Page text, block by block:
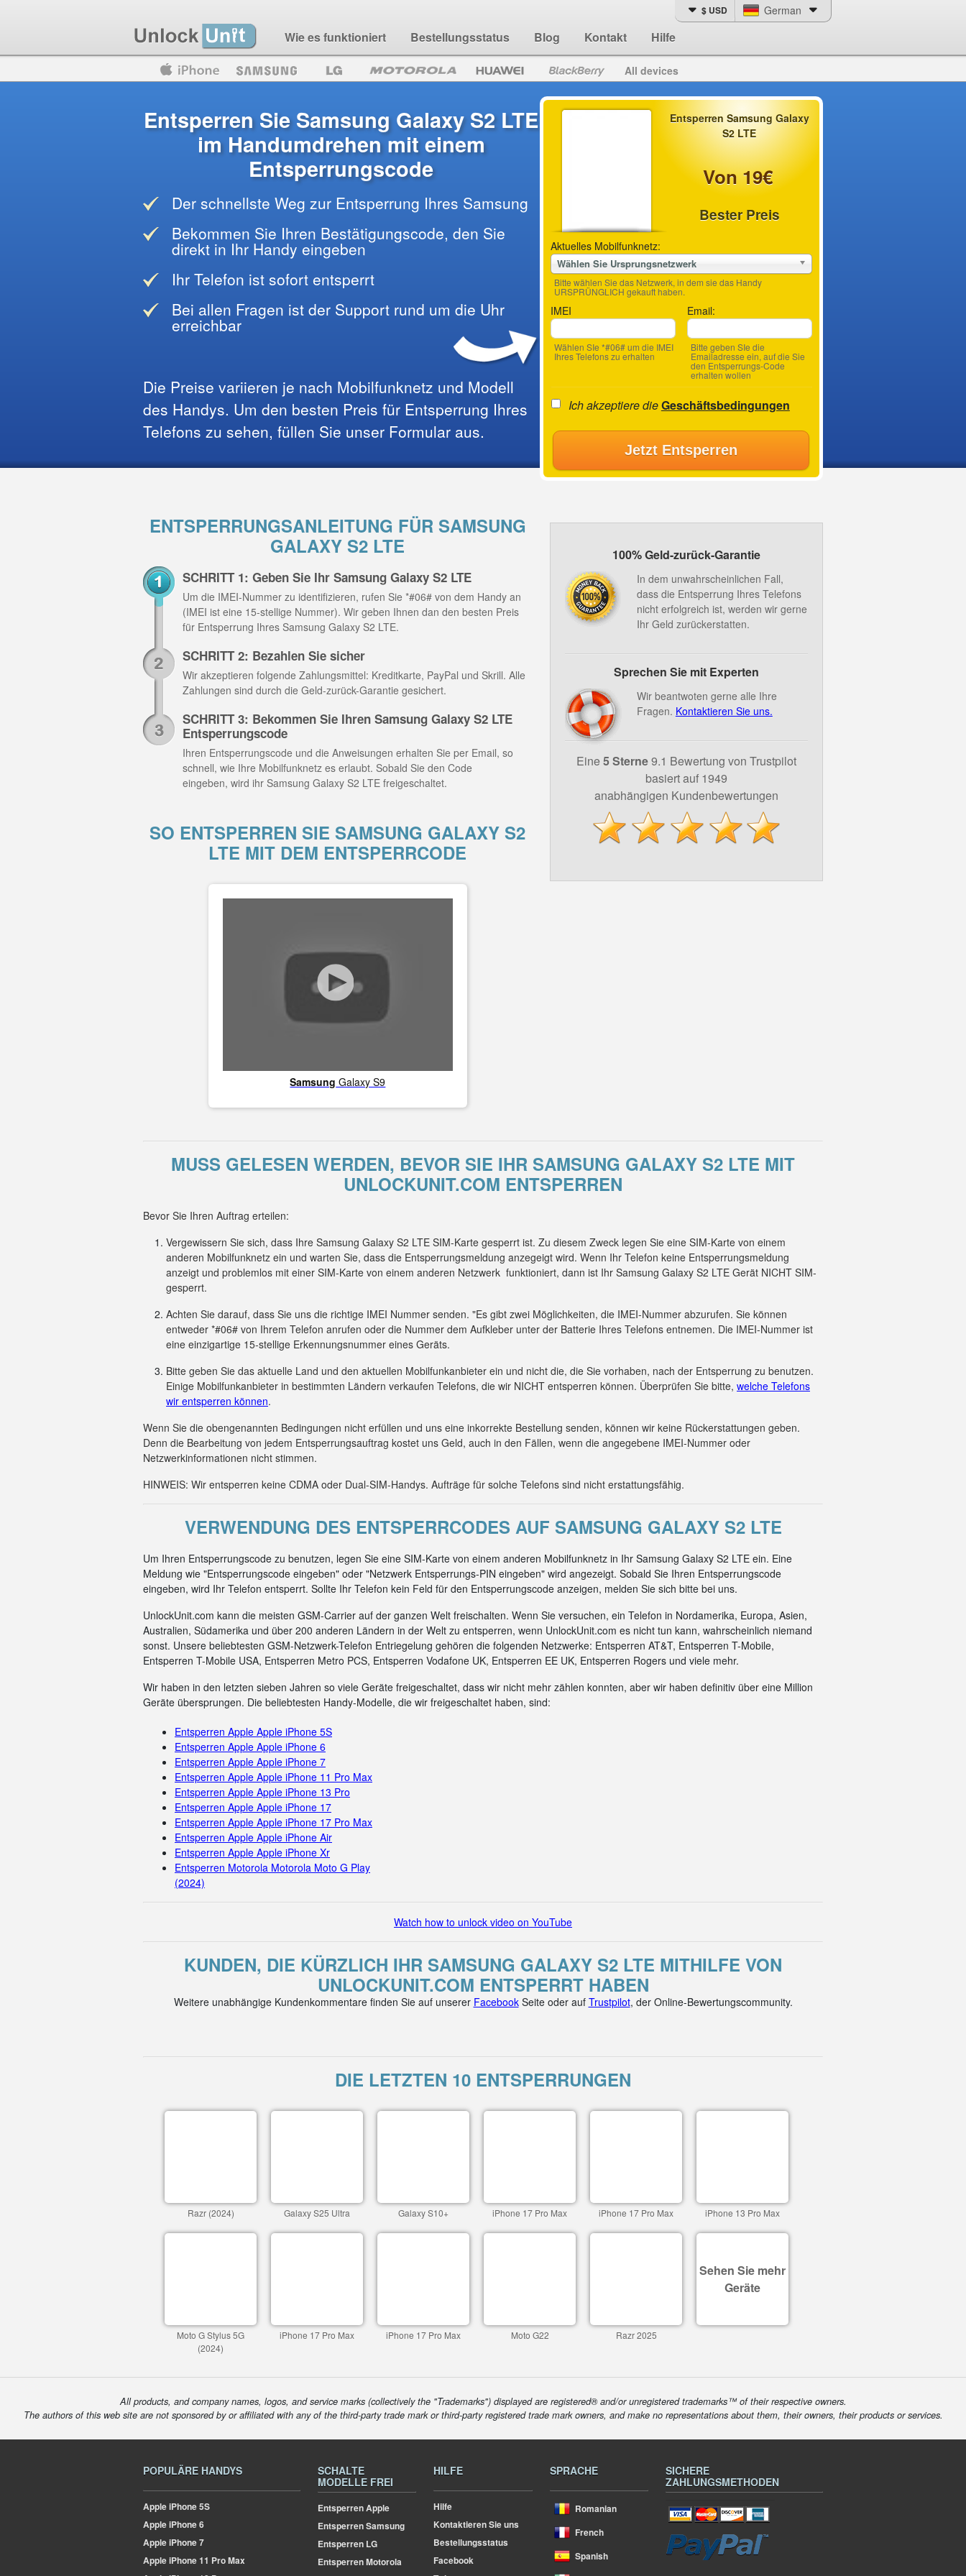
Wie es funktioniert Bestellungsstatus Blog Kontakt Hilfe
$ USD German
Blackberry All devices
Entsperren Samsung Galaxy
S2 LTE
Von 19€
Bester Preis
Aktuelles Mobilfunknetz:
Wählen Sie Ursprungsnetzwerk
Bitte wählen Sie das Netzwerk, in dem sie das Handy
URSPRÜNGLICH gekauft haben.
IMEI
Wählen SIe *#06# um die IMEI
Ihres Telefons zu erhalten
Email:
Bitte geben SIe die
Emailadresse ein, auf die Sie
den Entsperrungs-Code
erhalten wollen
Ich akzeptiere dieGeschäftsbedingungen
Jetzt Entsperren
Entsperren Sie Samsung Galaxy S2 LTE
im Handumdrehen mit einem
Entsperrungscode
Der schnellste Weg zur Entsperrung Ihres Samsung
Bekommen Sie Ihren Bestätigungscode, den Sie
direkt in Ihr Handy eingeben
Ihr Telefon ist sofort entsperrt
Bei allen Fragen ist der Support rund um die Uhr
erreichbar
Die Preise variieren je nach Mobilfunknetz und Modell
des Handys. Um den besten Preis für Entsperrung Ihres
Telefons zu sehen, füllen Sie unser Formular aus.
ENTSPERRUNGSANLEITUNG FÜR SAMSUNG
GALAXY S2 LTE
SCHRITT 1: Geben Sie Ihr Samsung Galaxy S2 LTE
Um die IMEI-Nummer zu identifizieren, rufen Sie *#06# von dem Handy an
(IMEI ist eine 15-stellige Nummer). Wir geben Ihnen dan den besten Preis
für Entsperrung Ihres Samsung Galaxy S2 LTE.
SCHRITT 2: Bezahlen Sie sicher
Wir akzeptieren folgende Zahlungsmittel: Kreditkarte, PayPal und Skrill. Alle
Zahlungen sind durch die Geld-zurück-Garantie gesichert.
SCHRITT 3: Bekommen Sie Ihren Samsung Galaxy S2 LTE
Entsperrungscode
Ihren Entsperrungscode und die Anweisungen erhalten Sie per Email, so
schnell, wie Ihre Mobilfunknetz es erlaubt. Sobald Sie den Code
eingeben, wird ihr Samsung Galaxy S2 LTE freigeschaltet.
SO ENTSPERREN SIE SAMSUNG GALAXY S2
LTE MIT DEM ENTSPERRCODE
Samsung Galaxy S9
100% Geld-zurück-Garantie
In dem unwahrscheinlichen Fall,
dass die Entsperrung Ihres Telefons
nicht erfolgreich ist, werden wir gerne
Ihr Geld zurückerstatten.
Sprechen Sie mit Experten
Wir beantwoten gerne alle Ihre
Fragen. Kontaktieren Sie uns.
Eine 5 Sterne9.1 Bewertung von Trustpilot
basiert auf 1949
anabhängigen Kundenbewertungen
MUSS GELESEN WERDEN, BEVOR SIE IHR SAMSUNG GALAXY S2 LTE MIT
UNLOCKUNIT.COM ENTSPERREN
Bevor Sie Ihren Auftrag erteilen:
Vergewissern Sie sich, dass Ihre Samsung Galaxy S2 LTE SIM-Karte gesperrt ist. Zu diesem Zweck legen Sie eine SIM-Karte von einem
anderen Mobilfunknetz ein und warten Sie, dass die Entsperrungsmeldung anzegeigt wird. Wenn Ihr Telefon keine Entsperrungsmeldung
anzeigt und problemlos mit einer SIM-Karte von einem anderen Netzwerk funktioniert, dann ist Ihr Samsung Galaxy S2 LTE Gerät NICHT SIM-
gesperrt.
Achten Sie darauf, dass Sie uns die richtige IMEI Nummer senden. "Es gibt zwei Möglichkeiten, die IMEI-Nummer abzurufen. Sie können
entweder *#06# von Ihrem Telefon anrufen oder die Nummer dem Aufkleber unter der Batterie Ihres Telefons entnemen. Die IMEI-Nummer ist
eine einzigartige 15-stellige Erkennungsnummer eines Geräts.
Bitte geben Sie das aktuelle Land und den aktuellen Mobilfunkanbieter ein und nicht die, die Sie vorhaben, nach der Entsperrung zu benutzen.
Einige Mobilfunkanbieter in bestimmten Ländern verkaufen Telefons, die wir NICHT entsperren können. Überprüfen Sie bitte, welche Telefons
wir entsperren können.
Wenn Sie die obengenannten Bedingungen nicht erfüllen und uns eine inkorrekte Bestellung senden, können wir keine Rückerstattungen geben.
Denn die Bearbeitung von jedem Entsperrungsauftrag kostet uns Geld, auch in den Fällen, wenn die angegebene IMEI-Nummer oder
Netzwerkinformationen nicht stimmen.
HINWEIS: Wir entsperren keine CDMA oder Dual-SIM-Handys. Aufträge für solche Telefons sind nicht erstattungsfähig.
VERWENDUNG DES ENTSPERRCODES AUF SAMSUNG GALAXY S2 LTE
Um Ihren Entsperrungscode zu benutzen, legen Sie eine SIM-Karte von einem anderen Mobilfunknetz in Ihr Samsung Galaxy S2 LTE ein. Eine
Meldung wie "Entsperrungscode eingeben" oder "Netzwerk Entsperrungs-PIN eingeben" wird angezeigt. Sobald Sie Ihren Entsperrungscode
eingeben, wird Ihr Telefon entsperrt. Sollte Ihr Telefon kein Feld für den Entsperrungscode anzeigen, melden Sie sich bitte bei uns.
UnlockUnit.com kann die meisten GSM-Carrier auf der ganzen Welt freischalten. Wenn Sie versuchen, ein Telefon in Nordamerika, Europa, Asien,
Australien, Südamerika und über 200 anderen Ländern in der Welt zu entsperren, wenn UnlockUnit.com es nicht tun kann, wahrscheinlich niemand
sonst. Unsere beliebtesten GSM-Netzwerk-Telefon Entriegelung gehören die folgenden Netzwerke: Entsperren AT&T, Entsperren T-Mobile,
Entsperren T-Mobile USA, Entsperren Metro PCS, Entsperren Vodafone UK, Entsperren EE UK, Entsperren Rogers und viele mehr.
Wir haben in den letzten sieben Jahren so viele Geräte freigeschaltet, dass wir nicht mehr zählen konnten, aber wir haben definitiv über eine Million
Geräte übersprungen. Die beliebtesten Handy-Modelle, die wir freigeschaltet haben, sind:
Entsperren Apple Apple iPhone 5S
Entsperren Apple Apple iPhone 6
Entsperren Apple Apple iPhone 7
Entsperren Apple Apple iPhone 11 Pro Max
Entsperren Apple Apple iPhone 13 Pro
Entsperren Apple Apple iPhone 17
Entsperren Apple Apple iPhone 17 Pro Max
Entsperren Apple Apple iPhone Air
Entsperren Apple Apple iPhone Xr
Entsperren Motorola Motorola Moto G Play
(2024)
Watch how to unlock video on YouTube
KUNDEN, DIE KÜRZLICH IHR SAMSUNG GALAXY S2 LTE MITHILFE VON
UNLOCKUNIT.COM ENTSPERRT HABEN
Weitere unabhängige Kundenkommentare finden Sie auf unserer FacebookSeite oder auf Trustpilot, der Online-Bewertungscommunity.
DIE LETZTEN 10 ENTSPERRUNGEN
Razr (2024) Galaxy S25 Ultra Galaxy S10+ iPhone 17 Pro Max iPhone 17 Pro Max iPhone 13 Pro Max
Moto G Stylus 5G
(2024)
iPhone 17 Pro Max iPhone 17 Pro Max Moto G22 Razr 2025
Sehen Sie mehr
Geräte
All products, and company names, logos, and service marks (collectively the "Trademarks") displayed are registered® and/or unregistered trademarks™ of their respective owners.
The authors of this web site are not sponsored by or affiliated with any of the third-party trade mark or third-party registered trade mark owners, and make no representations about them, their owners, their products or services.
POPULÄRE HANDYS
AppleiPhone 5S
AppleiPhone 6
AppleiPhone 7
AppleiPhone 11 Pro Max
SCHALTE
MODELLE FREI
Entsperren Apple
Entsperren Samsung
Entsperren LG
Entsperren Motorola
HILFE
Hilfe
Kontaktieren Sie uns
Bestellungsstatus
Facebook
SPRACHE
Romanian
French
Spanish
SICHERE
ZAHLUNGSMETHODEN